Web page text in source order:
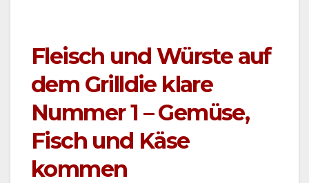
Fleisch und Würste auf
dem Grilldie klare
Nummer 1 – Gemüse,
Fisch und Käse
kommen